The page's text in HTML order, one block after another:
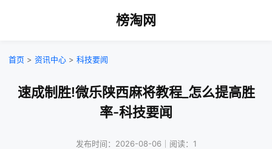
榜淘网
首页 > 资讯中心 > 科技要闻
速成制胜!微乐陕西麻将教程_怎么提高胜
率-科技要闻
发布时间：2026-08-06｜阅读：1